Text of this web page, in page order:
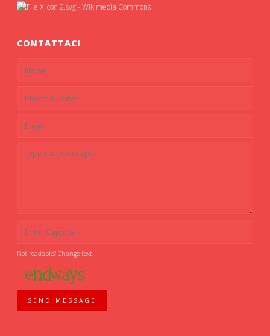
CONTATTACI
Not readable? Change text.
SEND MESSAGE